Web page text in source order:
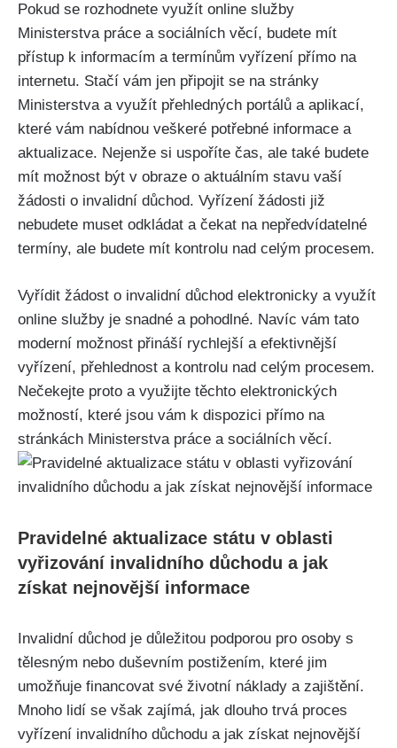
Pokud se rozhodnete využít online služby
Ministerstva práce a sociálních věcí, budete mít
přístup k informacím a termínům vyřízení přímo na
internetu. Stačí vám jen připojit se na stránky
Ministerstva a využít přehledných portálů a aplikací,
které vám nabídnou veškeré potřebné informace a
aktualizace. Nejenže si uspoříte čas, ale také budete
mít možnost být v obraze o aktuálním stavu vaší
žádosti o invalidní důchod. Vyřízení žádosti již
nebudete muset odkládat a čekat na nepředvídatelné
termíny, ale budete mít kontrolu nad celým procesem.
Vyřídit žádost o invalidní důchod elektronicky a využít
online služby je snadné a pohodlné. Navíc vám tato
moderní možnost přináší rychlejší a efektivnější
vyřízení, přehlednost a kontrolu nad celým procesem.
Nečekejte proto a využijte těchto elektronických
možností, které jsou vám k dispozici přímo na
stránkách Ministerstva práce a sociálních věcí.
Pravidelné aktualizace státu v oblasti
vyřizování invalidního důchodu a jak
získat nejnovější informace
Invalidní důchod je důležitou podporou pro osoby s
tělesným nebo duševním postižením, které jim
umožňuje financovat své životní náklady a zajištění.
Mnoho lidí se však zajímá, jak dlouho trvá proces
vyřízení invalidního důchodu a jak získat nejnovější